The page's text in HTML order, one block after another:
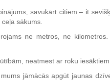
savukārt citiem – it
sākums.
ne metros, ne
neatmest ar roku
jāmācās apgūt jaunas